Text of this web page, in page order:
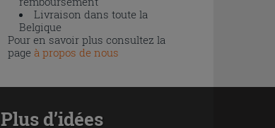
Livraison dans toute la
Belgique
Pour en savoir plus consultez la
page à propos de nous
Plus d’idées